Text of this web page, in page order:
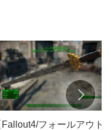
Fallout4/フォールアウト